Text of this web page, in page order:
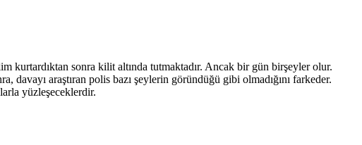
kurtardıktan sonra kilit altında tutmaktadır. Ancak bir gün birşeyler olur.
davayı araştıran polis bazı şeylerin göründüğü gibi olmadığını farkeder.
yüzleşeceklerdir.